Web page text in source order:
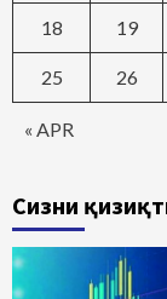
« APR
18 19
25 26
Сизни